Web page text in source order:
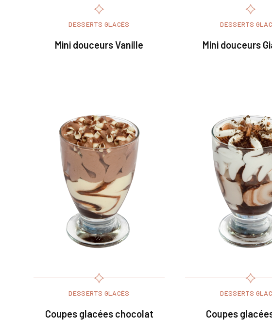
DESSERTS GLACÉS
Mini douceurs Vanille
DESSERTS
Mini douceurs
DESSERTS GLACÉS
Coupes glacées chocolat
DESSERTS
Coupes